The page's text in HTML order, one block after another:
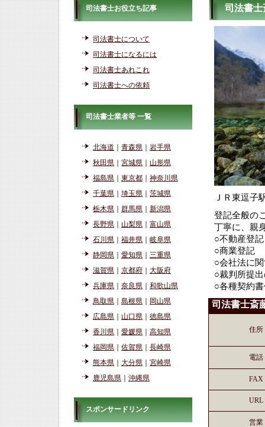
司法書
ＪＲ東逗子
登記全般の
丁寧に、親
○不動産登記
○商業登記
○会社法に
○裁判所提
○各種契約
司法書士斎
住所
電話
FAX
URL
営業
司法書士お役立ち記事
司法書士について
司法書士になるには
司法書士あれこれ
司法書士への依頼
司法書士業者等 一覧
北海道 青森県
岩手県
秋田県
宮城県
山形県
福島県
東京都
神奈川県
千葉県
埼玉県
茨城県
栃木県
群馬県
新潟県
長野県
山梨県
富山県
石川県
福井県
岐阜県
静岡県
愛知県
三重県
滋賀県
京都府
大阪府
兵庫県
奈良県
和歌山県
鳥取県
島根県
岡山県
広島県
山口県
徳島県
香川県
愛媛県
高知県
福岡県
佐賀県
長崎県
熊本県
大分県
宮崎県
鹿児島県
沖縄県
スポンサードリンク